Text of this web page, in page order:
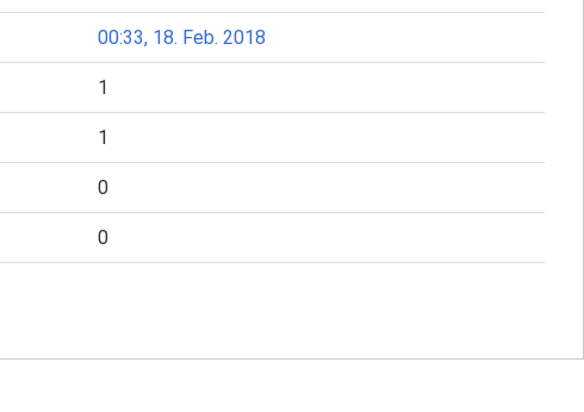
00:33, 18. Feb. 2018
1
1
0
0